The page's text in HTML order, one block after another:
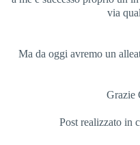
via
Ma da oggi avremo un
Grazie
Post realizzato in